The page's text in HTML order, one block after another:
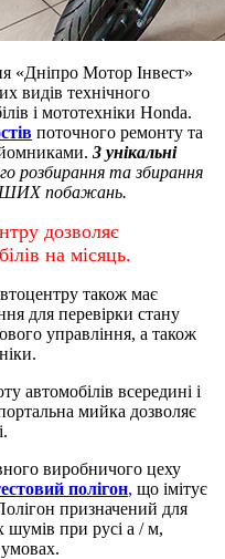
«Дніпро Мотор Інвест»
видів технічного
і мототехніки Honda.
поточного ремонту та
3 унікальні
розбирання та збирання
побажань.
дозволяє
на місяць.
також має
для перевірки стану
управління, а також
автомобілів всередині і
мийка дозволяє
виробничого цеху
полігон, що імітує
призначений для
при русі а / м,